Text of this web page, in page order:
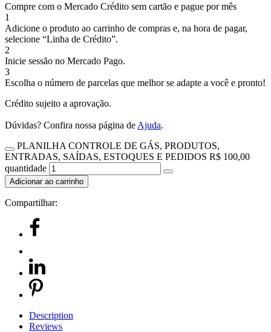
Compre com o Mercado Crédito sem cartão e pague por mês
1
Adicione o produto ao carrinho de compras e, na hora de pagar,
selecione “Linha de Crédito”.
2
Inicie sessão no Mercado Pago.
3
Escolha o número de parcelas que melhor se adapte a você e pronto!
Crédito sujeito a aprovação.
Dúvidas? Confira nossa página de Ajuda.
PLANILHA CONTROLE DE GÁS, PRODUTOS,
ENTRADAS, SAÍDAS, ESTOQUES E PEDIDOS R$ 100,00
quantidade
Adicionar ao carrinho
Compartilhar:
Description
Reviews